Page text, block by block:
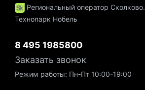
Региональный оператор Сколково.
Технопарк Нобель
8 495 1985800
Заказать звонок
Режим работы: Пн-Пт 10:00-19:00